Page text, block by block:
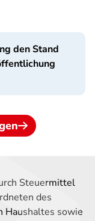
den Stand
Steuermittel
des
Haushaltes sowie